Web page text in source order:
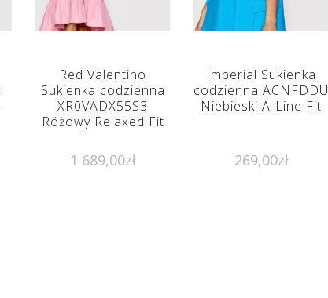
Red Valentino
Sukienka codzienna
XR0VADX55S3
Różowy Relaxed Fit
1 689,00zł
Imperial Sukienka
codzienna ACNFDDU
Niebieski A-Line Fit
269,00zł